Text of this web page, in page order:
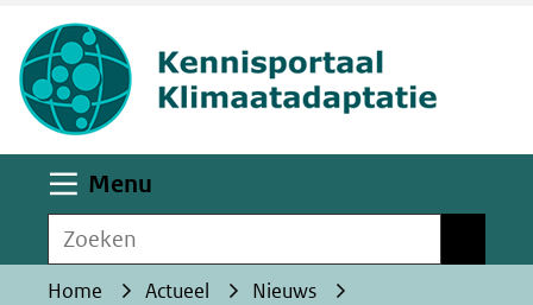
op
deze
website
worden
toegestaan
geweigerd.
Menu
Zoeken
Home Actueel
Nieuws